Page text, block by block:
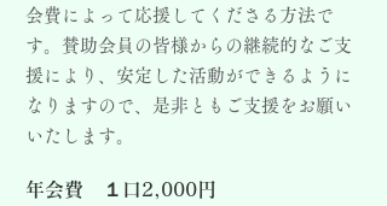
会費によって応援してくださる方法で
す。賛助会員の皆様からの継続的なご支
援により、安定した活動ができるように
なりますので、是非ともご支援をお願い
いたします。
年会費 １口2,000円